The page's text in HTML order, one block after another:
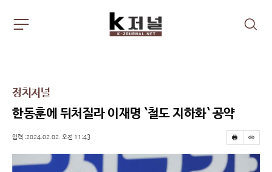
검
주
뉴
펼
치
정치저널
한동훈에 뒤처질라 이재명 `철도 지하화` 공약
프
린
스
크
랩
입력 :2024.02.02. 오전 11:43